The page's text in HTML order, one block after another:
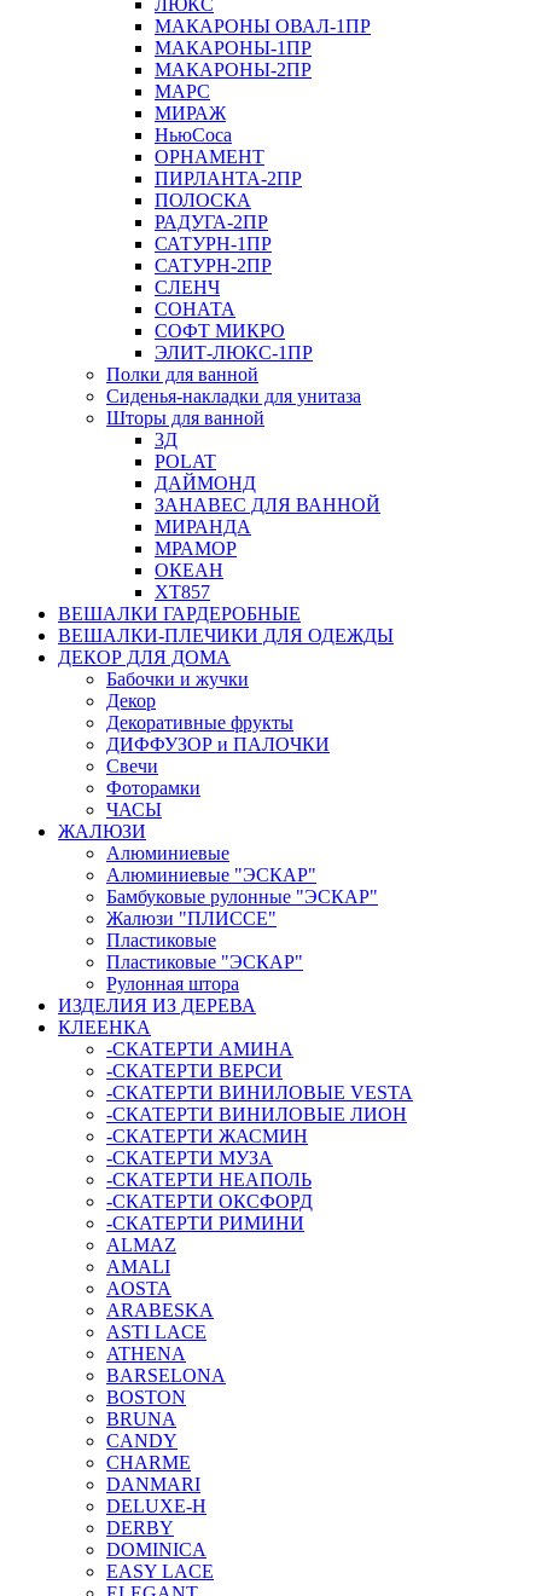
МАКАРОНЫ ОВАЛ-1ПР
МАКАРОНЫ-1ПР
МАКАРОНЫ-2ПР
МАРС
МИРАЖ
НьюСоса
ОРНАМЕНТ
ПИРЛАНТА-2ПР
ПОЛОСКА
РАДУГА-2ПР
САТУРН-1ПР
САТУРН-2ПР
СЛЕНЧ
СОНАТА
СОФТ МИКРО
ЭЛИТ-ЛЮКС-1ПР
Полки для ванной
Сиденья-накладки для унитаза
Шторы для ванной
3Д
POLAT
ДАЙМОНД
ЗАНАВЕС ДЛЯ ВАННОЙ
МИРАНДА
МРАМОР
ОКЕАН
ХТ857
ВЕШАЛКИ ГАРДЕРОБНЫЕ
ВЕШАЛКИ-ПЛЕЧИКИ ДЛЯ ОДЕЖДЫ
ДЕКОР ДЛЯ ДОМА
Бабочки и жучки
Декор
Декоративные фрукты
ДИФФУЗОР и ПАЛОЧКИ
Свечи
Фоторамки
ЧАСЫ
ЖАЛЮЗИ
Алюминиевые
Алюминиевые "ЭСКАР"
Бамбуковые рулонные "ЭСКАР"
Жалюзи "ПЛИССЕ"
Пластиковые
Пластиковые "ЭСКАР"
Рулонная штора
ИЗДЕЛИЯ ИЗ ДЕРЕВА
КЛЕЕНКА
-СКАТЕРТИ АМИНА
-СКАТЕРТИ ВЕРСИ
-СКАТЕРТИ ВИНИЛОВЫЕ VESTA
-СКАТЕРТИ ВИНИЛОВЫЕ ЛИОН
-СКАТЕРТИ ЖАСМИН
-СКАТЕРТИ МУЗА
-СКАТЕРТИ НЕАПОЛЬ
-СКАТЕРТИ ОКСФОРД
-СКАТЕРТИ РИМИНИ
ALMAZ
AMALI
AOSTA
ARABESKA
ASTI LACE
ATHENA
BARSELONA
BOSTON
BRUNA
CANDY
CHARME
DANMARI
DELUXE-H
DERBY
DOMINICA
EASY LACE